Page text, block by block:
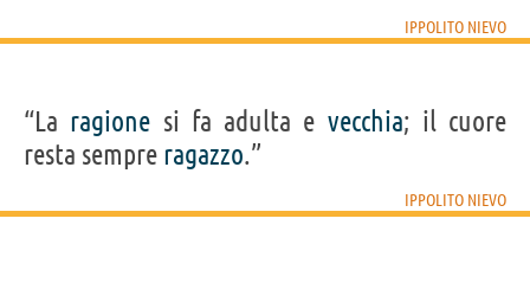
Sesso maschile
LIBRI DI IPPOLITO NIEVO
IPPOLITO NIEVO
“La ragione si fa adulta e vecchia; il cuore
resta sempre ragazzo.”
IPPOLITO NIEVO